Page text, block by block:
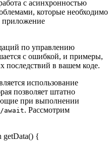
с асинхронностью
которые необходимо
приложение
по управлению
с ошибкой, и примеры,
последствий в вашем коде.
использование
позволяет штатно
при выполнении
await. Рассмотрим
getData() {